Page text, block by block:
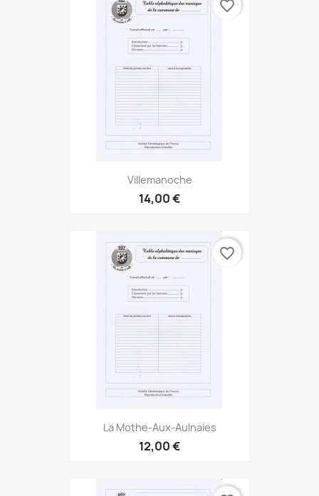
Villemanoche
14,00 €
favorite_border
La Mothe-Aux-Aulnaies
12,00 €
favorite_border